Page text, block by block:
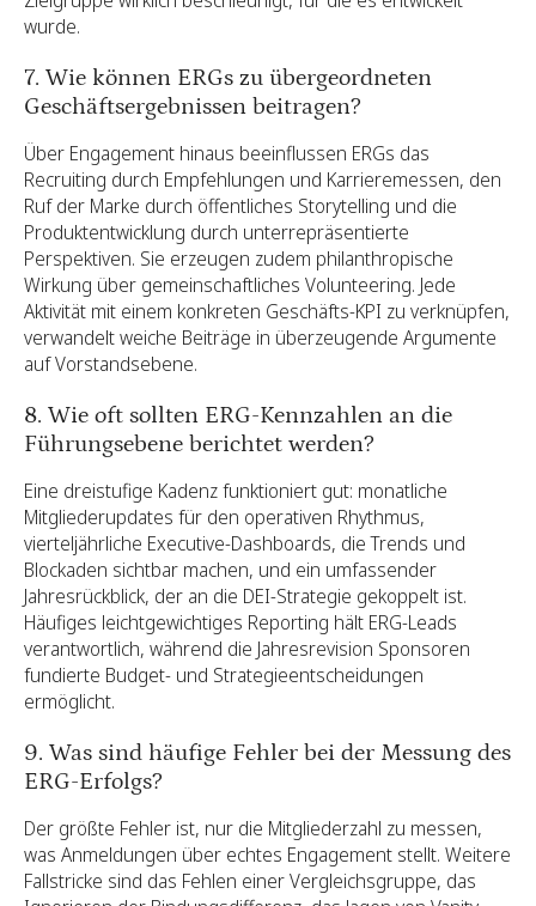
wurde.
7. Wie können ERGs zu übergeordneten
Geschäftsergebnissen beitragen?
Über Engagement hinaus beeinflussen ERGs das
Recruiting durch Empfehlungen und Karrieremessen, den
Ruf der Marke durch öffentliches Storytelling und die
Produktentwicklung durch unterrepräsentierte
Perspektiven. Sie erzeugen zudem philanthropische
Wirkung über gemeinschaftliches Volunteering. Jede
Aktivität mit einem konkreten Geschäfts-KPI zu verknüpfen,
verwandelt weiche Beiträge in überzeugende Argumente
auf Vorstandsebene.
8. Wie oft sollten ERG-Kennzahlen an die
Führungsebene berichtet werden?
Eine dreistufige Kadenz funktioniert gut: monatliche
Mitgliederupdates für den operativen Rhythmus,
vierteljährliche Executive-Dashboards, die Trends und
Blockaden sichtbar machen, und ein umfassender
Jahresrückblick, der an die DEI-Strategie gekoppelt ist.
Häufiges leichtgewichtiges Reporting hält ERG-Leads
verantwortlich, während die Jahresrevision Sponsoren
fundierte Budget- und Strategieentscheidungen
ermöglicht.
9. Was sind häufige Fehler bei der Messung des
ERG-Erfolgs?
Der größte Fehler ist, nur die Mitgliederzahl zu messen,
was Anmeldungen über echtes Engagement stellt. Weitere
Fallstricke sind das Fehlen einer Vergleichsgruppe, das